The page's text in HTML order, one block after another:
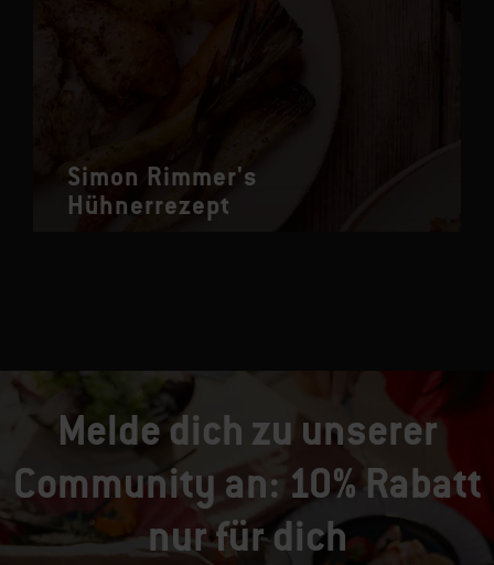
Simon Rimmer's
Hühnerrezept
Melde dich zu unserer
Community an: 10% Rabatt
nur für dich